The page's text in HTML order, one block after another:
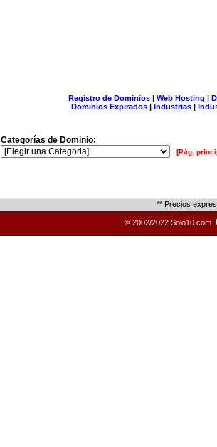
Registro de Dominios| Web Hosting |
Dominios Expirados | Industrias |
Categorías de Dominio:
[Pág.
** Precios
© 2002/2022 Solo10.com